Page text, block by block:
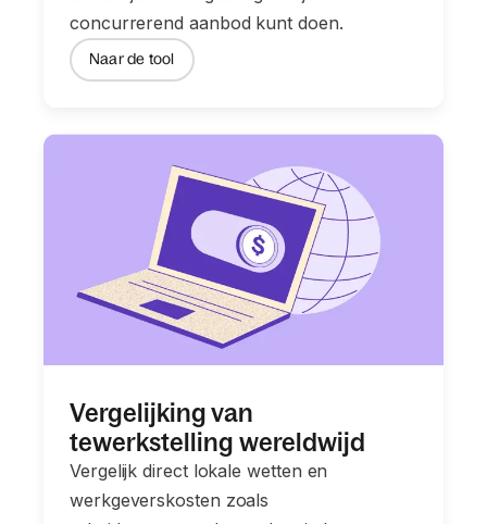
concurrerend aanbod kunt doen.
Naar de tool
Vergelijking van
tewerkstelling wereldwijd
Vergelijk direct lokale wetten en
werkgeverskosten zoals